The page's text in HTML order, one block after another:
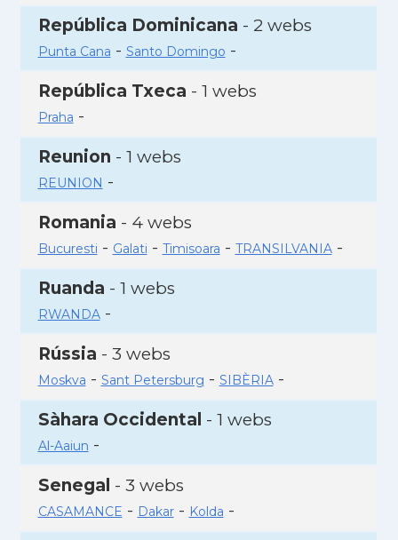
República Dominicana - 2 webs
Punta Cana - Santo Domingo -
República Txeca - 1 webs
Praha -
Reunion - 1 webs
REUNION -
Romania - 4 webs
Bucuresti - Galati - Timisoara - TRANSILVANIA-
Ruanda - 1 webs
RWANDA-
Rússia - 3 webs
Moskva - Sant Petersburg - SIBÈRIA-
Sàhara Occidental - 1 webs
Al-Aaiun -
Senegal - 3 webs
CASAMANCE - Dakar- Kolda -